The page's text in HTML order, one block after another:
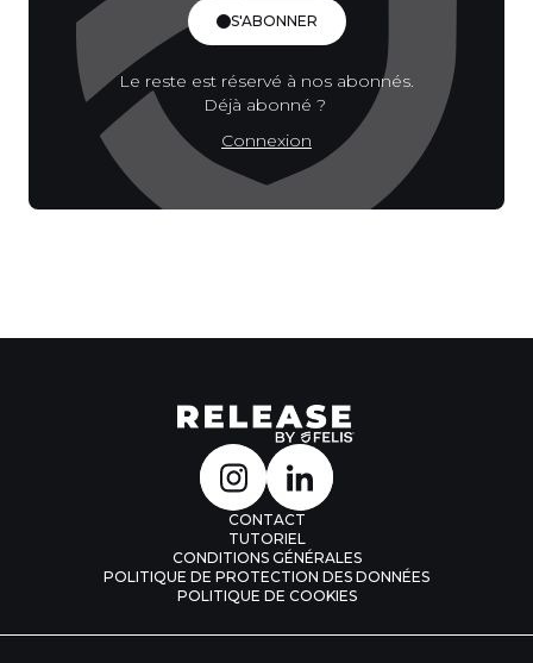
S'ABONNER
Le reste est réservé à nos abonnés.
Déjà abonné ?
Connexion
CONTACT
TUTORIEL
CONDITIONS GÉNÉRALES
POLITIQUE DE PROTECTION DES DONNÉES
POLITIQUE DE COOKIES